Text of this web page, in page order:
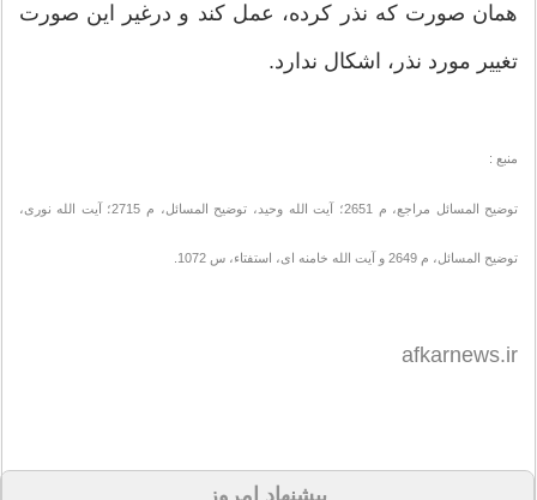
همان صورت که نذر کرده، عمل کند و درغیر این صورت
تغییر مورد نذر، اشکال ندارد.
منبع :
توضیح‏ المسائل مراجع، م 2651؛ آیت‏ الله وحید، توضیح‏ المسائل، م 2715؛ آیت‏ الله نورى،
توضیح ‏المسائل، م 2649 و آیت‏ الله خامنه ‏اى، استفتاء، س 1072.
afkarnews.ir
پیشنهاد امروز